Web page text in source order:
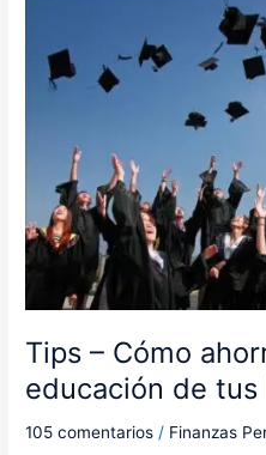
Tips – Cómo
educación de tus
105 comentarios / Finanzas
Cómo
ahorrar
educación
hijos
–